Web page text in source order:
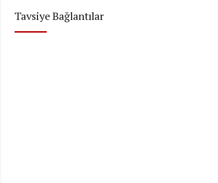
Tavsiye Bağlantılar